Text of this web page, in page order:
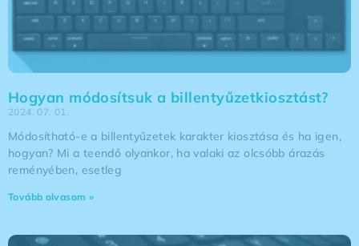
Hogyan módosítsuk a billentyűzetkiosztást?
2024. 07. 01.
Módosítható-e a billentyűzetek karakter kiosztása és ha igen,
hogyan? Mi a teendő olyankor, ha valaki az olcsóbb árazás
reményében, esetleg
Tovább olvasom »